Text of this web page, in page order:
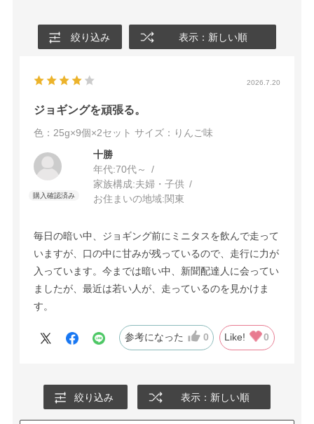
絞り込み 表示：新しい順
2026.7.20
ジョギングを頑張る。
色：25g×9個×2セット サイズ：りんご味
十勝
年代:70代～
家族構成:夫婦・子供
お住まいの地域:関東
毎日の暗い中、ジョギング前にミニタスを飲んで走って
いますが、口の中に甘みが残っているので、走行に力が
入っています。今までは暗い中、新聞配達人に会ってい
ましたが、最近は若い人が、走っているのを見かけま
す。
参考になった 0 Like! 0
絞り込み 表示：新しい順